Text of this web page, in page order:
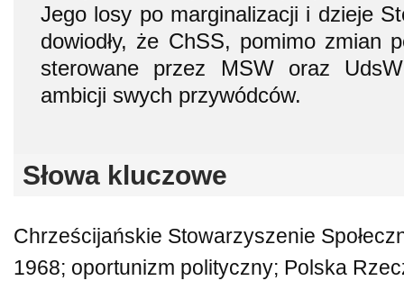
Jego losy po marginalizacji i dzieje
dowiodły, że ChSS, pomimo zmian
sterowane przez MSW oraz
ambicji swych przywódców.
Słowa kluczowe
Chrześcijańskie Stowarzyszenie
1968; oportunizm polityczny; Polska